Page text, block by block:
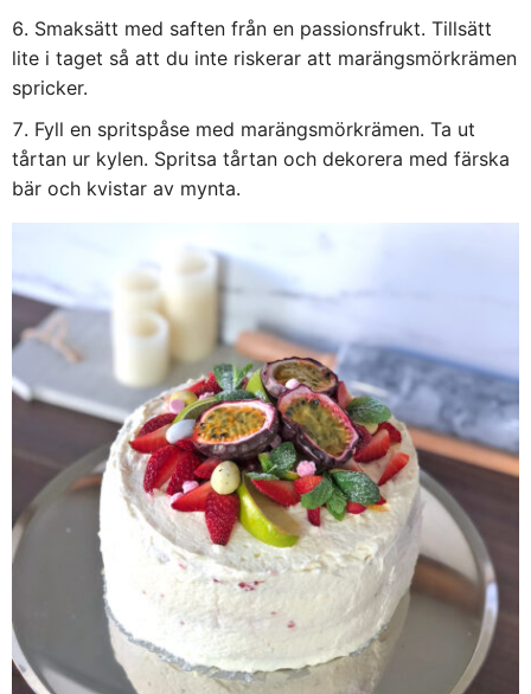
Smaksätt med saften från en passionsfrukt. Tillsätt
lite i taget så att du inte riskerar att marängsmörkrämen
spricker.
Fyll en spritspåse med marängsmörkrämen. Ta ut
tårtan ur kylen. Spritsa tårtan och dekorera med färska
bär och kvistar av mynta.